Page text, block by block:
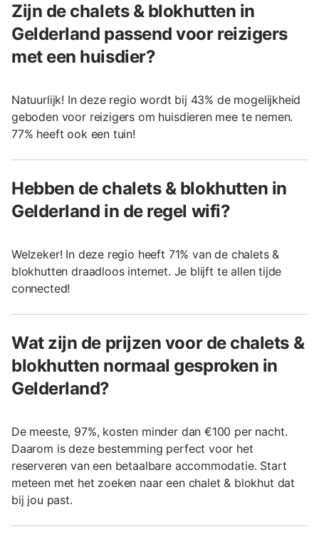
Zijn de chalets & blokhutten in
Gelderland passend voor reizigers
met een huisdier?
Natuurlijk! In deze regio wordt bij 43% de mogelijkheid
geboden voor reizigers om huisdieren mee te nemen.
77% heeft ook een tuin!
Hebben de chalets & blokhutten in
Gelderland in de regel wifi?
Welzeker! In deze regio heeft 71% van de chalets &
blokhutten draadloos internet. Je blijft te allen tijde
connected!
Wat zijn de prijzen voor de chalets &
blokhutten normaal gesproken in
Gelderland?
De meeste, 97%, kosten minder dan €100 per nacht.
Daarom is deze bestemming perfect voor het
reserveren van een betaalbare accommodatie. Start
meteen met het zoeken naar een chalet & blokhut dat
bij jou past.